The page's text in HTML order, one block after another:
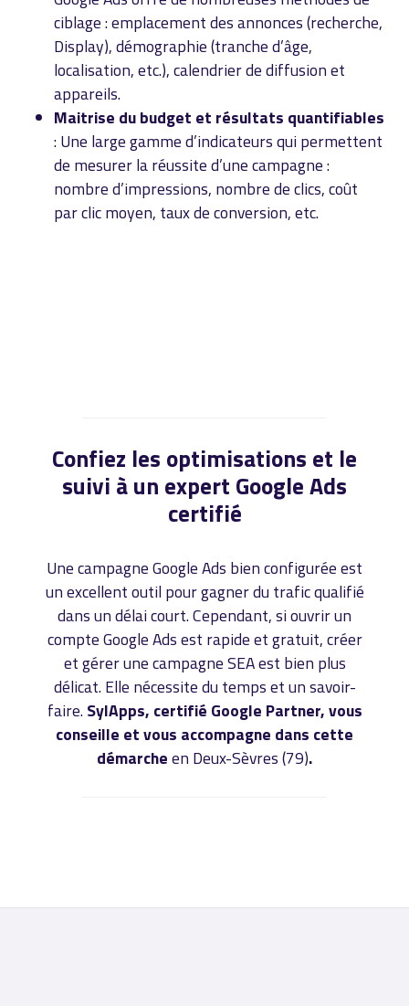
ciblage : emplacement des annonces (recherche,
Display), démographie (tranche d’âge,
localisation, etc.), calendrier de diffusion et
appareils.
Maitrise du budget et résultats quantifiables
: Une large gamme d’indicateurs qui permettent
de mesurer la réussite d’une campagne :
nombre d’impressions, nombre de clics, coût
par clic moyen, taux de conversion, etc.
Confiez les optimisations et le
suivi à un expert Google Ads
certifié
Une campagne Google Ads bien configurée est
un excellent outil pour gagner du trafic qualifié
dans un délai court. Cependant, si ouvrir un
compte Google Ads est rapide et gratuit, créer
et gérer une campagne SEA est bien plus
délicat. Elle nécessite du temps et un savoir-
faire. SylApps, certifié Google Partner, vous
conseille et vous accompagne dans cette
démarcheen Deux-Sèvres (79).